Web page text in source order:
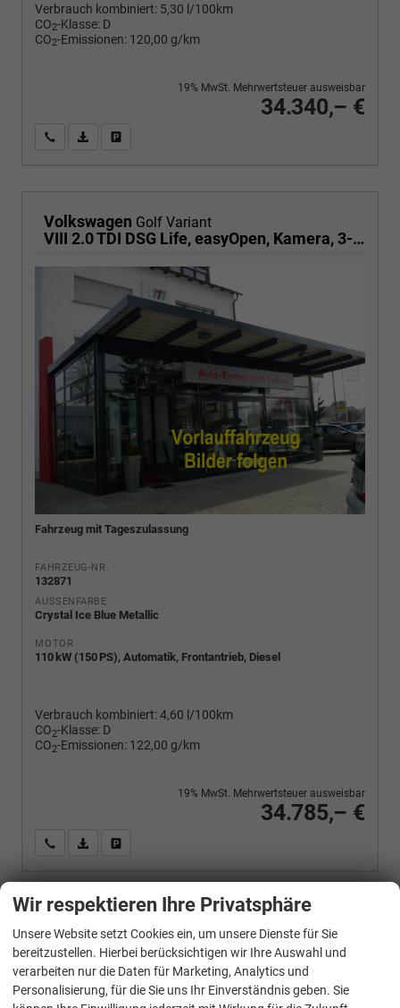
Verbrauch kombiniert: 5,30 l/100km
CO2-Klasse: D
CO2-Emissionen: 120,00 g/km
34.340,– €
19% MwSt. Mehrwertsteuer ausweisbar
Wir rufen Sie anPDF-Fahrzeugexposé drucken
Volkswagen Golf Variant
VIII 2.0 TDI DSG Life, easyOpen, Kamera, 3-J Garantie
Fahrzeug mit Tageszulassung
FAHRZEUG-NR.
132871
AUSSENFARBE
Crystal Ice Blue Metallic
MOTOR
110 kW (150 PS), Automatik, Frontantrieb, Diesel
Verbrauch kombiniert:4,60 l/100km
CO2-Klasse: D
CO2-Emissionen: 122,00 g/km
34.785,– €
19% MwSt. Mehrwertsteuer ausweisbar
Wir rufen Sie anPDF-Fahrzeugexposé drucken
Volkswagen Golf Variant
Wir respektieren Ihre Privatsphäre
Unsere Website setzt Cookies ein, um unsere Dienste für Sie
bereitzustellen. Hierbei berücksichtigen wir Ihre Auswahl und
verarbeiten nur die Daten für Marketing, Analytics und
Personalisierung, für die Sie uns Ihr Einverständnis geben. Sie